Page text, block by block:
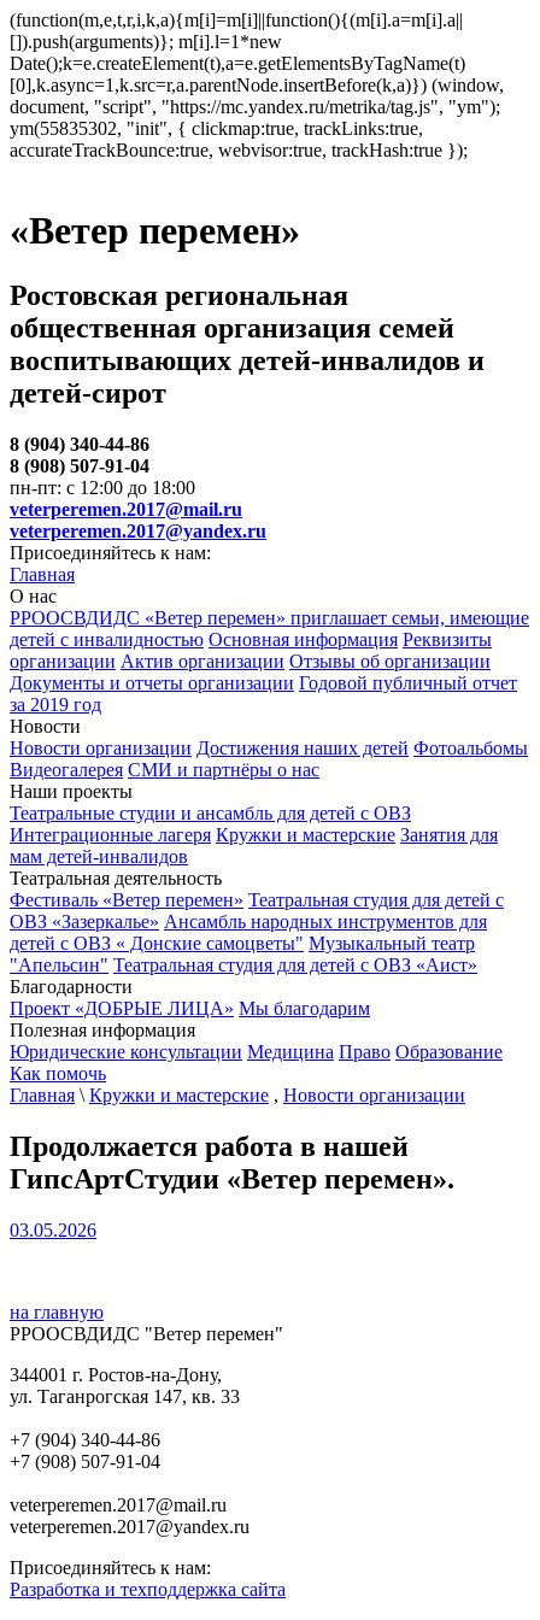
(function(m,e,t,r,i,k,a){m[i]=m[i]||function(){(m[i].a=m[i].a||
[]).push(arguments)}; m[i].l=1*new
Date();k=e.createElement(t),a=e.getElementsByTagName(t)
[0],k.async=1,k.src=r,a.parentNode.insertBefore(k,a)}) (window,
document, "script", "https://mc.yandex.ru/metrika/tag.js", "ym");
ym(55835302, "init", { clickmap:true, trackLinks:true,
accurateTrackBounce:true, webvisor:true, trackHash:true });
«Ветер перемен»
Ростовская региональная
общественная организация семей
воспитывающих детей-инвалидов и
детей-сирот
8 (904) 340-44-86
8 (908) 507-91-04
пн-пт: с 12:00 до 18:00
veterperemen.2017@mail.ru
veterperemen.2017@yandex.ru
Присоединяйтесь к нам:
Главная
О нас
РРООСВДИДС «Ветер перемен» приглашает семьи, имеющие
детей с инвалидностью Основная информация Реквизиты
организации Актив организации Отзывы об организации
Документы и отчеты организации Годовой публичный отчет
за 2019 год
Новости
Новости организации Достижения наших детей Фотоальбомы
Видеогалерея СМИ и партнёры о нас
Наши проекты
Театральные студии и ансамбль для детей с ОВЗ
Интеграционные лагеря Кружки и мастерские Занятия для
мам детей-инвалидов
Театральная деятельность
Фестиваль «Ветер перемен» Театральная студия для детей с
ОВЗ «Зазеркалье» Ансамбль народных инструментов для
детей с ОВЗ « Донские самоцветы" Музыкальный театр
"Апельсин" Театральная студия для детей с ОВЗ «Аист»
Благодарности
Проект «ДОБРЫЕ ЛИЦА» Мы благодарим
Полезная информация
Юридические консультации Медицина Право Образование
Как помочь
Главная \ Кружки и мастерские , Новости организации
Продолжается работа в нашей
ГипсАртСтудии «Ветер перемен».
03.05.2026
на главную
РРООСВДИДС "Ветер перемен"
344001 г. Ростов-на-Дону,
ул. Таганрогская 147, кв. 33‍
+7 (904) 340-44-86
+7 (908) 507-91-04‍
veterperemen.2017@mail.ru
veterperemen.2017@yandex.ru
Присоединяйтесь к нам:
Разработка и техподдержка сайта